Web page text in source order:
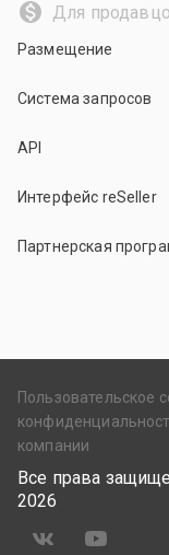
Для
Размещение
Система запросов
API
Интерфейс reSeller
Партнерская
Пользовательское
компании
Все права
2026